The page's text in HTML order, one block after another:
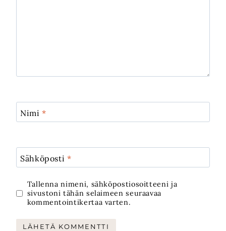
Nimi*
Sähköposti*
Tallenna nimeni, sähköpostiosoitteeni ja
sivustoni tähän selaimeen seuraavaa
kommentointikertaa varten.